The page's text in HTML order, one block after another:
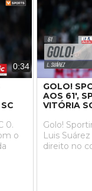
0:34
0.
o
GOLO!
AOS 61',
VITÓRIA
Golo!
Luis
direito no